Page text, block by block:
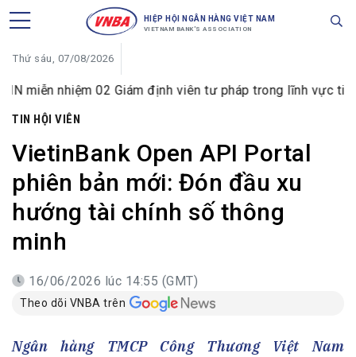
HIỆP HỘI NGÂN HÀNG VIỆT NAM
VIETNAM BANK'S ASSOCIATION
Thứ sáu, 07/08/2026
02 Giám định viên tư pháp trong lĩnh vực tiền tệ và
TIN HỘI VIÊN
VietinBank Open API Portal
phiên bản mới: Đón đầu xu
hướng tài chính số thông
minh
16/06/2026 lúc 14:55 (GMT)
Theo dõi VNBA trên
Ngân hàng TMCP Công Thương Việt Nam